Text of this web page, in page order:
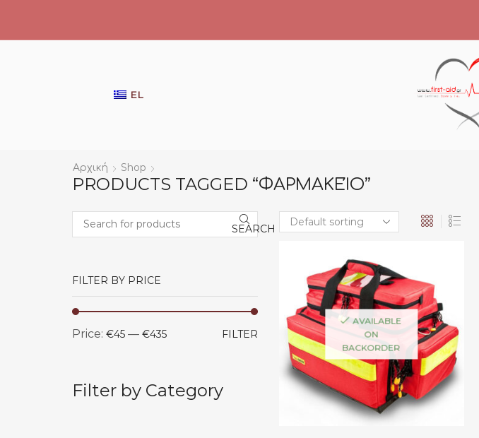
EL
Αρχική Shop
PRODUCTS TAGGED “ΦΑΡΜΑΚΕΊΟ”
AVAILABLE
ON
BACKORDER
Search SEARCH
FILTER BY PRICE
FILTER
Price: €45 — €435
Filter by Category